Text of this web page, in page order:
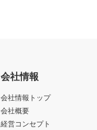
会社情報
会社情報トップ
会社概要
経営コンセプト